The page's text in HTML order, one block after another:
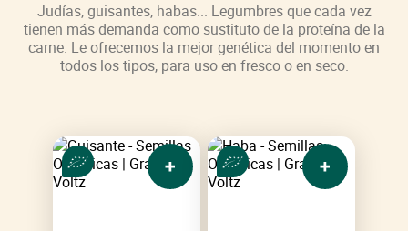
Judías, guisantes, habas... Legumbres que cada vez
tienen más demanda como sustituto de la proteína de la
carne. Le ofrecemos la mejor genética del momento en
todos los tipos, para uso en fresco o en seco.